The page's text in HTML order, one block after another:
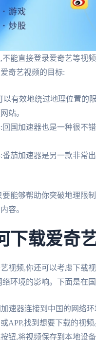
能直接登录爱奇艺等视
奇艺视频的目标:
以有效地绕过地理位置的
站。
国加速器也是一种很不
茄加速器是另一款非常
能够帮助你突破地理限
容。
下载爱奇
视频,你还可以考虑下载
环境的影响。下面是在
速器连接到中国的网络环
APP,找到想要下载的视频
钮,将视频保存到本地设备